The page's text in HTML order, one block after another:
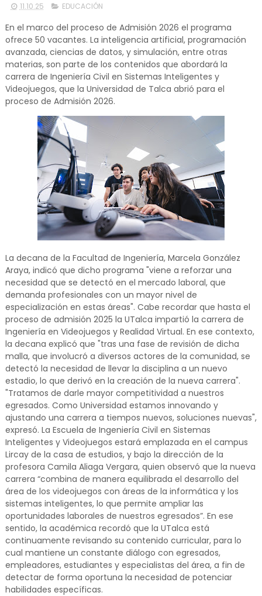
11.10.25 EDUCACIÓN
En el marco del proceso de Admisión 2026 el programa
ofrece 50 vacantes. La inteligencia artificial, programación
avanzada, ciencias de datos, y simulación, entre otras
materias, son parte de los contenidos que abordará la
carrera de Ingeniería Civil en Sistemas Inteligentes y
Videojuegos, que la Universidad de Talca abrió para el
proceso de Admisión 2026.
La decana de la Facultad de Ingeniería, Marcela González
Araya, indicó que dicho programa "viene a reforzar una
necesidad que se detectó en el mercado laboral, que
demanda profesionales con un mayor nivel de
especialización en estas áreas". Cabe recordar que hasta el
proceso de admisión 2025 la UTalca impartió la carrera de
Ingeniería en Videojuegos y Realidad Virtual. En ese contexto,
la decana explicó que "tras una fase de revisión de dicha
malla, que involucró a diversos actores de la comunidad, se
detectó la necesidad de llevar la disciplina a un nuevo
estadio, lo que derivó en la creación de la nueva carrera".
"Tratamos de darle mayor competitividad a nuestros
egresados. Como Universidad estamos innovando y
ajustando una carrera a tiempos nuevos, soluciones nuevas",
expresó. La Escuela de Ingeniería Civil en Sistemas
Inteligentes y Videojuegos estará emplazada en el campus
Lircay de la casa de estudios, y bajo la dirección de la
profesora Camila Aliaga Vergara, quien observó que la nueva
carrera “combina de manera equilibrada el desarrollo del
área de los videojuegos con áreas de la informática y los
sistemas inteligentes, lo que permite ampliar las
oportunidades laborales de nuestros egresados”. En ese
sentido, la académica recordó que la UTalca está
continuamente revisando su contenido curricular, para lo
cual mantiene un constante diálogo con egresados,
empleadores, estudiantes y especialistas del área, a fin de
detectar de forma oportuna la necesidad de potenciar
habilidades específicas.